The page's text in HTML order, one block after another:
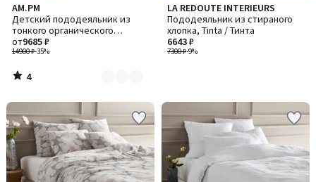
AM.PM
Детский пододеяльник из
тонкого органического
хлопчатобуажного полотна,
Gypse / Джипс
14900 ₽-35%
от9685 ₽
4
/
5
Количество
цветов:
2
4
/
LA REDOUTE INTERIEURS
Пододеяльник из стираного
хлопка, Tinta / Тинта
7300 ₽-9%
6643 ₽